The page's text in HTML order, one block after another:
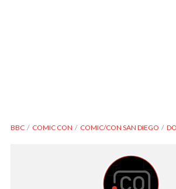
BBC COMIC CON COMIC/CON SAN DIEGO